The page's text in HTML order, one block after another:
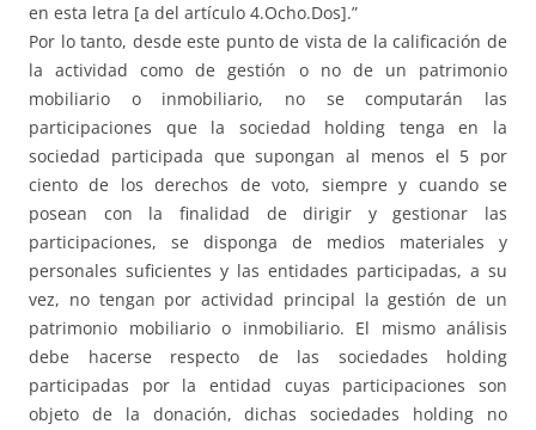
en esta letra [a del artículo 4.Ocho.Dos].”
Por lo tanto, desde este punto de vista de la calificación de
la actividad como de gestión o no de un patrimonio
mobiliario o inmobiliario, no se computarán las
participaciones que la sociedad holding tenga en la
sociedad participada que supongan al menos el 5 por
ciento de los derechos de voto, siempre y cuando se
posean con la finalidad de dirigir y gestionar las
participaciones, se disponga de medios materiales y
personales suficientes y las entidades participadas, a su
vez, no tengan por actividad principal la gestión de un
patrimonio mobiliario o inmobiliario. El mismo análisis
debe hacerse respecto de las sociedades holding
participadas por la entidad cuyas participaciones son
objeto de la donación, dichas sociedades holding no